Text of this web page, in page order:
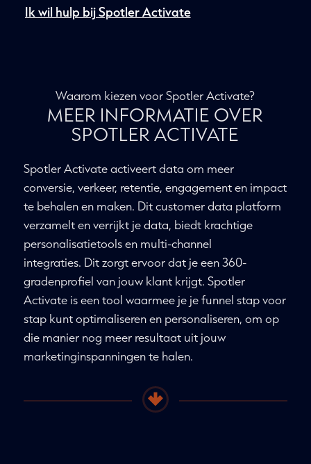
halen.
Waarom kiezen voor Spotler Activate?
MEER INFORMATIE OVER
SPOTLER ACTIVATE
Spotler Activate activeert data om meer
conversie, verkeer, retentie, engagement en impact
te behalen en maken. Dit customer data platform
verzamelt en verrijkt je data, biedt krachtige
personalisatietools en multi-channel
integraties. Dit zorgt ervoor dat je een 360-
Activate is een tool waarmee je je funnel stap voor
stap kunt optimaliseren en personaliseren, om op